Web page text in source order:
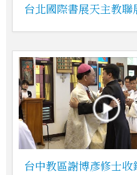
台北國際書展天主教聯
台中教區謝博彥修士收